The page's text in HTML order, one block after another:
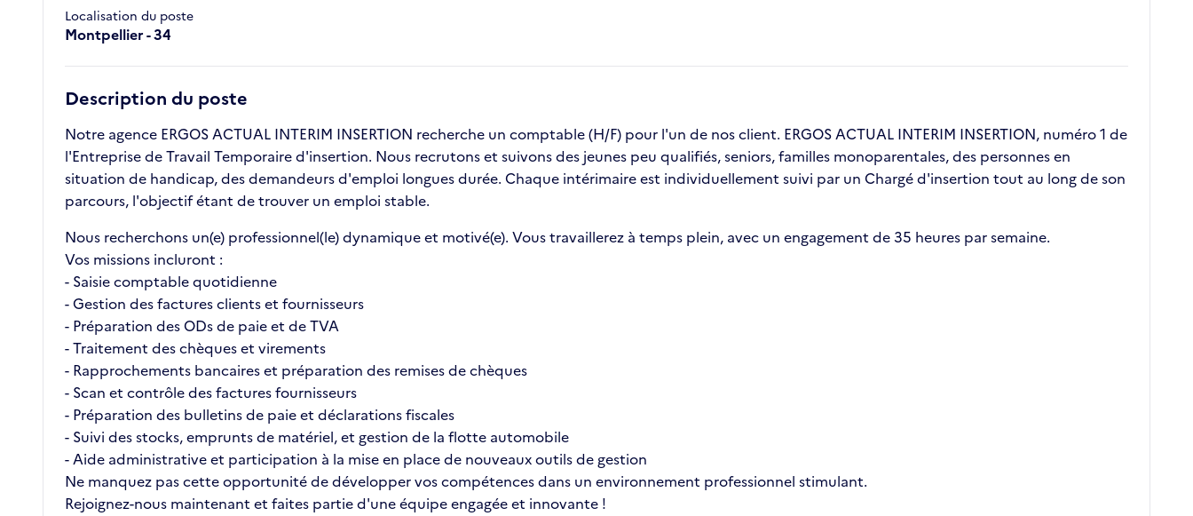
Localisation du poste
Montpellier - 34
Description du poste
Notre agence ERGOS ACTUAL INTERIM INSERTION recherche un comptable (H/F) pour l'un de nos client. ERGOS ACTUAL INTERIM INSERTION, numéro 1 de
l'Entreprise de Travail Temporaire d'insertion. Nous recrutons et suivons des jeunes peu qualifiés, seniors, familles monoparentales, des personnes en
situation de handicap, des demandeurs d'emploi longues durée. Chaque intérimaire est individuellement suivi par un Chargé d'insertion tout au long de son
parcours, l'objectif étant de trouver un emploi stable.
Nous recherchons un(e) professionnel(le) dynamique et motivé(e). Vous travaillerez à temps plein, avec un engagement de 35 heures par semaine.
Vos missions incluront :
- Saisie comptable quotidienne
- Gestion des factures clients et fournisseurs
- Préparation des ODs de paie et de TVA
- Traitement des chèques et virements
- Rapprochements bancaires et préparation des remises de chèques
- Scan et contrôle des factures fournisseurs
- Préparation des bulletins de paie et déclarations fiscales
- Suivi des stocks, emprunts de matériel, et gestion de la flotte automobile
- Aide administrative et participation à la mise en place de nouveaux outils de gestion
Ne manquez pas cette opportunité de développer vos compétences dans un environnement professionnel stimulant.
Rejoignez-nous maintenant et faites partie d'une équipe engagée et innovante !